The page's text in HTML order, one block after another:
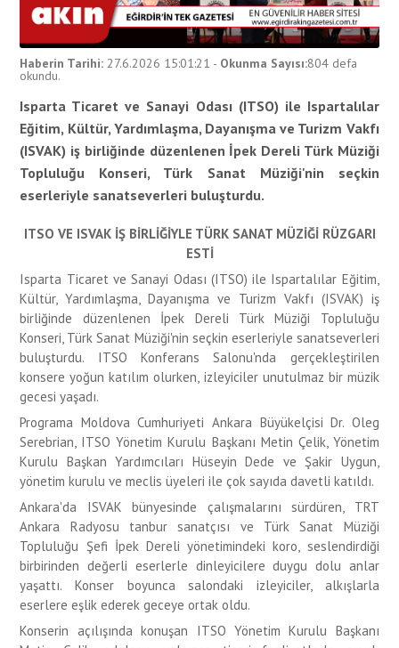
Haberin Tarihi: 27.6.2026 15:01:21 - Okunma Sayısı:804 defa
okundu.
Isparta Ticaret ve Sanayi Odası (ITSO) ile Ispartalılar
Eğitim, Kültür, Yardımlaşma, Dayanışma ve Turizm Vakfı
(ISVAK) iş birliğinde düzenlenen İpek Dereli Türk Müziği
Topluluğu Konseri, Türk Sanat Müziği'nin seçkin
eserleriyle sanatseverleri buluşturdu.
ITSO VE ISVAK İŞ BİRLİĞİYLE TÜRK SANAT MÜZİĞİ RÜZGARI
ESTİ
Isparta Ticaret ve Sanayi Odası (ITSO) ile Ispartalılar Eğitim,
Kültür, Yardımlaşma, Dayanışma ve Turizm Vakfı (ISVAK) iş
birliğinde düzenlenen İpek Dereli Türk Müziği Topluluğu
Konseri, Türk Sanat Müziği'nin seçkin eserleriyle sanatseverleri
buluşturdu. ITSO Konferans Salonu'nda gerçekleştirilen
konsere yoğun katılım olurken, izleyiciler unutulmaz bir müzik
gecesi yaşadı.
Programa Moldova Cumhuriyeti Ankara Büyükelçisi Dr. Oleg
Serebrian, ITSO Yönetim Kurulu Başkanı Metin Çelik, Yönetim
Kurulu Başkan Yardımcıları Hüseyin Dede ve Şakir Uygun,
yönetim kurulu ve meclis üyeleri ile çok sayıda davetli katıldı.
Ankara'da ISVAK bünyesinde çalışmalarını sürdüren, TRT
Ankara Radyosu tanbur sanatçısı ve Türk Sanat Müziği
Topluluğu Şefi İpek Dereli yönetimindeki koro, seslendirdiği
birbirinden değerli eserlerle dinleyicilere duygu dolu anlar
yaşattı. Konser boyunca salondaki izleyiciler, alkışlarla
eserlere eşlik ederek geceye ortak oldu.
Konserin açılışında konuşan ITSO Yönetim Kurulu Başkanı